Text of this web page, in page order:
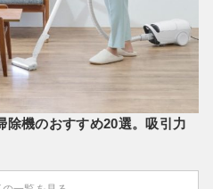
除機のおすすめ20選。吸引力